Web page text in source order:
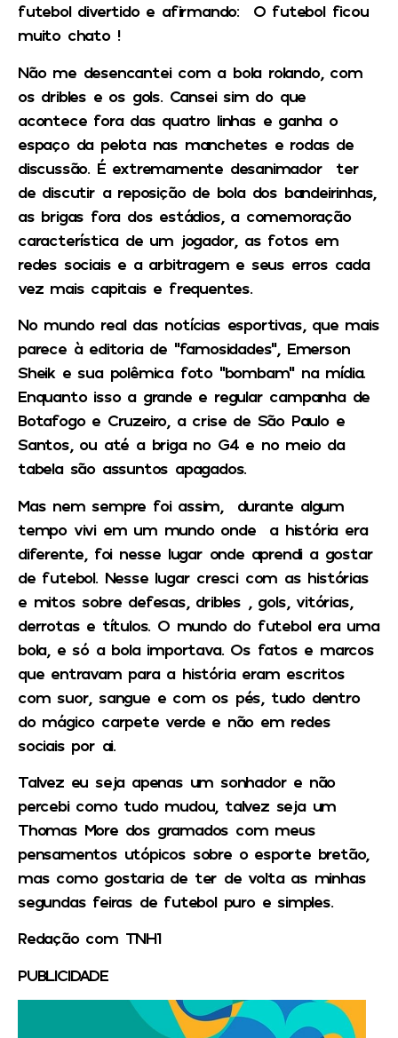
futebol divertido e afirmando: O futebol ficou
muito chato !
Não me desencantei com a bola rolando, com
os dribles e os gols. Cansei sim do que
acontece fora das quatro linhas e ganha o
espaço da pelota nas manchetes e rodas de
discussão. É extremamente desanimador ter
de discutir a reposição de bola dos bandeirinhas,
as brigas fora dos estádios, a comemoração
característica de um jogador, as fotos em
redes sociais e a arbitragem e seus erros cada
vez mais capitais e frequentes.
No mundo real das notícias esportivas, que mais
parece à editoria de “famosidades”, Emerson
Sheik e sua polêmica foto “bombam” na mídia.
Enquanto isso a grande e regular campanha de
Botafogo e Cruzeiro, a crise de São Paulo e
Santos, ou até a briga no G4 e no meio da
tabela são assuntos apagados.
Mas nem sempre foi assim, durante algum
tempo vivi em um mundo onde a história era
diferente, foi nesse lugar onde aprendi a gostar
de futebol. Nesse lugar cresci com as histórias
e mitos sobre defesas, dribles , gols, vitórias,
derrotas e títulos. O mundo do futebol era uma
bola, e só a bola importava. Os fatos e marcos
que entravam para a história eram escritos
com suor, sangue e com os pés, tudo dentro
do mágico carpete verde e não em redes
sociais por ai.
Talvez eu seja apenas um sonhador e não
percebi como tudo mudou, talvez seja um
Thomas More dos gramados com meus
pensamentos utópicos sobre o esporte bretão,
mas como gostaria de ter de volta as minhas
segundas feiras de futebol puro e simples.
Redação com TNH1
PUBLICIDADE